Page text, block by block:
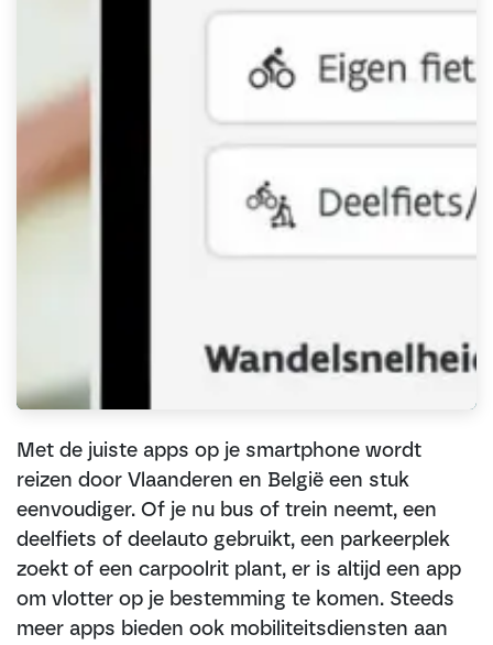
Met de juiste apps op je smartphone wordt
reizen door Vlaanderen en België een stuk
eenvoudiger. Of je nu bus of trein neemt, een
deelfiets of deelauto gebruikt, een parkeerplek
zoekt of een carpoolrit plant, er is altijd een app
om vlotter op je bestemming te komen. Steeds
meer apps bieden ook mobiliteitsdiensten aan